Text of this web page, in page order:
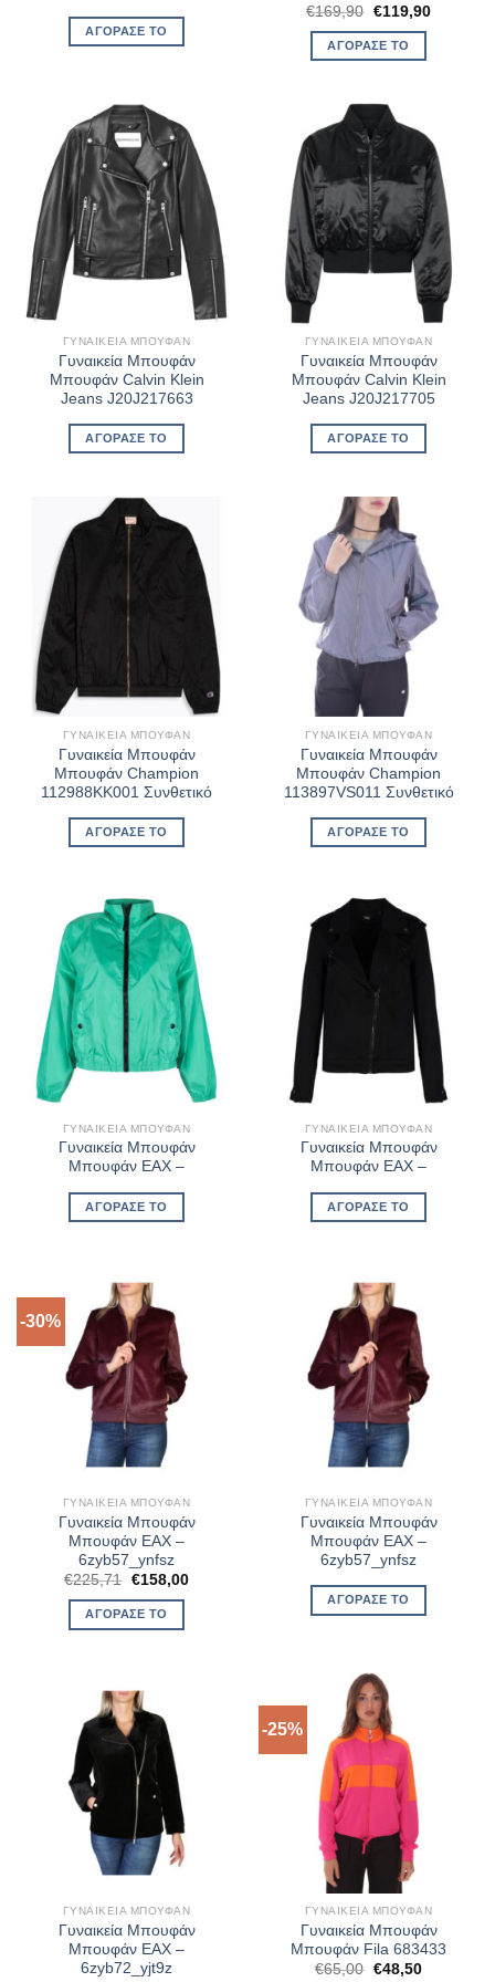
ΑΓΌΡΑΣΈ ΤΟ
€169,90 Original
was:
€169,90.
€119,90Η
ΑΓΌΡΑΣΈ ΤΟ
ΓΥΝΑΙΚΕΊΑ ΜΠΟΥΦΆΝ
Γυναικεία Μπουφάν
Μπουφάν Calvin Klein
Jeans J20J217663
ΑΓΌΡΑΣΈ ΤΟ
ΓΥΝΑΙΚΕΊΑ ΜΠΟΥΦΆΝ
Γυναικεία Μπουφάν
Μπουφάν Calvin Klein
Jeans J20J217705
ΑΓΌΡΑΣΈ ΤΟ
ΓΥΝΑΙΚΕΊΑ ΜΠΟΥΦΆΝ
Γυναικεία Μπουφάν
Μπουφάν Champion
112988KK001 Συνθετικό
ΑΓΌΡΑΣΈ ΤΟ
ΓΥΝΑΙΚΕΊΑ ΜΠΟΥΦΆΝ
Γυναικεία Μπουφάν
Μπουφάν Champion
113897VS011 Συνθετικό
ΑΓΌΡΑΣΈ ΤΟ
ΓΥΝΑΙΚΕΊΑ ΜΠΟΥΦΆΝ
Γυναικεία Μπουφάν
Μπουφάν EAX –
ΑΓΌΡΑΣΈ ΤΟ
ΓΥΝΑΙΚΕΊΑ ΜΠΟΥΦΆΝ
Γυναικεία Μπουφάν
Μπουφάν EAX –
ΑΓΌΡΑΣΈ ΤΟ
-30%
ΓΥΝΑΙΚΕΊΑ ΜΠΟΥΦΆΝ
Γυναικεία Μπουφάν
Μπουφάν EAX –
6zyb57_ynfsz
€225,71 Original
was:
€225,71.
€158,00Η
ΑΓΌΡΑΣΈ ΤΟ
ΓΥΝΑΙΚΕΊΑ ΜΠΟΥΦΆΝ
Γυναικεία Μπουφάν
Μπουφάν EAX –
6zyb57_ynfsz
ΑΓΌΡΑΣΈ ΤΟ
ΓΥΝΑΙΚΕΊΑ ΜΠΟΥΦΆΝ
Γυναικεία Μπουφάν
Μπουφάν EAX –
6zyb72_yjt9z
-25%
ΓΥΝΑΙΚΕΊΑ ΜΠΟΥΦΆΝ
Γυναικεία Μπουφάν
Μπουφάν Fila 683433
€65,00 Original
€48,50Η